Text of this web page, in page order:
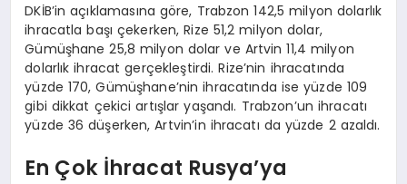
DKİB’in açıklamasına göre, Trabzon 142,5 milyon dolarlık
ihracatla başı çekerken, Rize 51,2 milyon dolar,
Gümüşhane 25,8 milyon dolar ve Artvin 11,4 milyon
dolarlık ihracat gerçekleştirdi. Rize’nin ihracatında
yüzde 170, Gümüşhane’nin ihracatında ise yüzde 109
gibi dikkat çekici artışlar yaşandı. Trabzon’un ihracatı
yüzde 36 düşerken, Artvin’in ihracatı da yüzde 2 azaldı.
En Çok İhracat Rusya’ya